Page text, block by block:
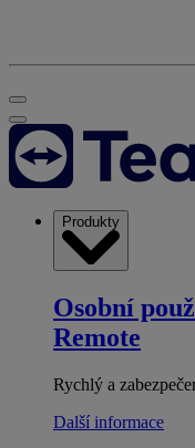
Produkty
Osobní
Remote
Rychlý a
Další informace